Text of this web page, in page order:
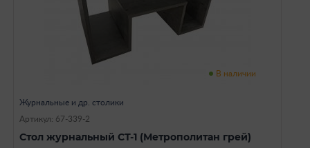
В наличии
Журнальные и др. столики
Артикул: 67-339-2
Стол журнальный СТ-1 (Метрополитан грей)